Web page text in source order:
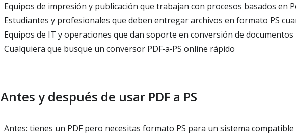
Equipos de impresión y publicación que trabajan con procesos basados en
Estudiantes y profesionales que deben entregar archivos en formato PS
Equipos de IT y operaciones que dan soporte en conversión de documentos
Cualquiera que busque un conversor PDF‑a‑PS online rápido
Antes y después de usar PDF a PS
Antes: tienes un PDF pero necesitas formato PS para un sistema compatible